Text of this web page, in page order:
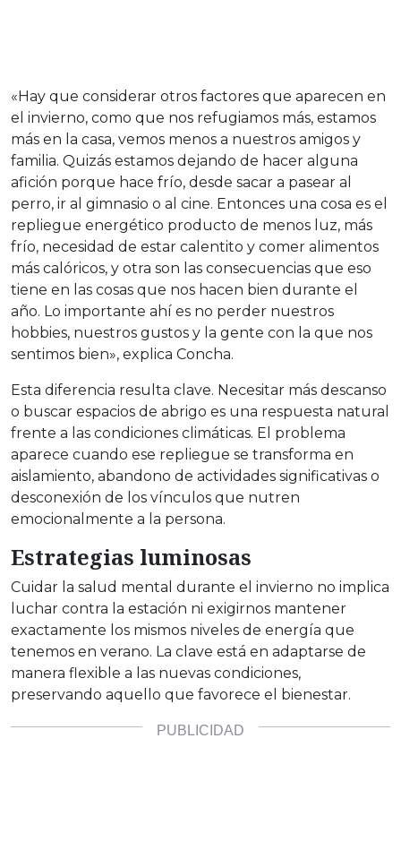
«Hay que considerar otros factores que aparecen en
el invierno, como que nos refugiamos más, estamos
más en la casa, vemos menos a nuestros amigos y
familia. Quizás estamos dejando de hacer alguna
afición porque hace frío, desde sacar a pasear al
perro, ir al gimnasio o al cine. Entonces una cosa es el
repliegue energético producto de menos luz, más
frío, necesidad de estar calentito y comer alimentos
más calóricos, y otra son las consecuencias que eso
tiene en las cosas que nos hacen bien durante el
año. Lo importante ahí es no perder nuestros
hobbies, nuestros gustos y la gente con la que nos
sentimos bien», explica Concha.
Esta diferencia resulta clave. Necesitar más descanso
o buscar espacios de abrigo es una respuesta natural
frente a las condiciones climáticas. El problema
aparece cuando ese repliegue se transforma en
aislamiento, abandono de actividades significativas o
desconexión de los vínculos que nutren
emocionalmente a la persona.
Estrategias luminosas
Cuidar la salud mental durante el invierno no implica
luchar contra la estación ni exigirnos mantener
exactamente los mismos niveles de energía que
tenemos en verano. La clave está en adaptarse de
manera flexible a las nuevas condiciones,
preservando aquello que favorece el bienestar.